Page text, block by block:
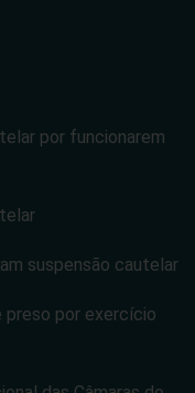
por funcionarem
suspensão cautelar
preso por exercício